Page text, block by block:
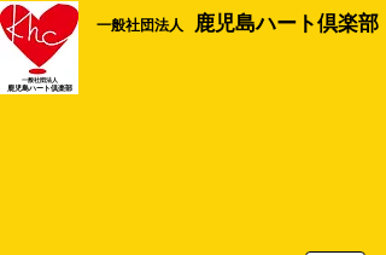
一般社団法人
​鹿児島ハート倶楽部
​一般社団法人 鹿児島ハート倶楽部